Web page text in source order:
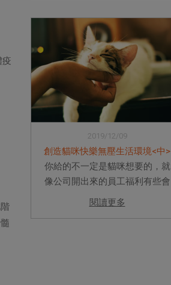
疫
這些可以被我們肉眼看到的蟲蟲
外，還有很多種體外寄生蟲蠢蠢...
2019/12/09
創造貓咪快樂無壓生活環境<中>
你給的不一定是貓咪想要的，就
像公司開出來的員工福利有些會
讓人很想翻白眼一樣。真正了解
閱讀更多